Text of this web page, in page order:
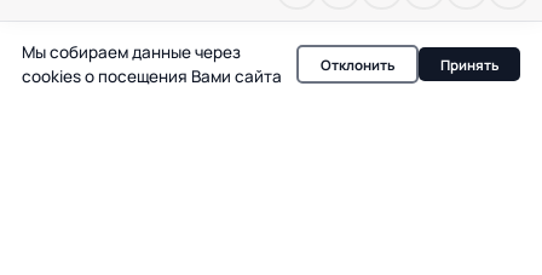
Nacional выходит на поле после серии
уверенных побед. Матч обещает
Мы собираем данные через
cookies о посещения Вами сайта
Отклонить Принять